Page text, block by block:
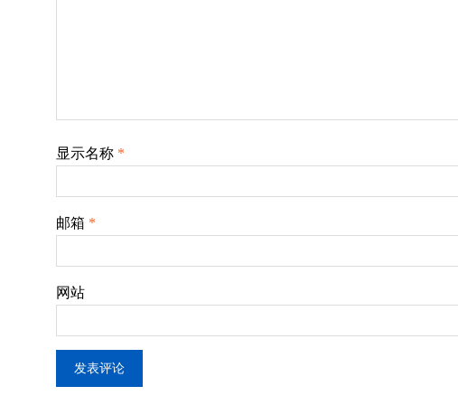
显示名称 *
邮箱 *
网站